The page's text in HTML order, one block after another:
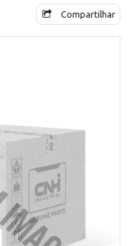
Compartilhar